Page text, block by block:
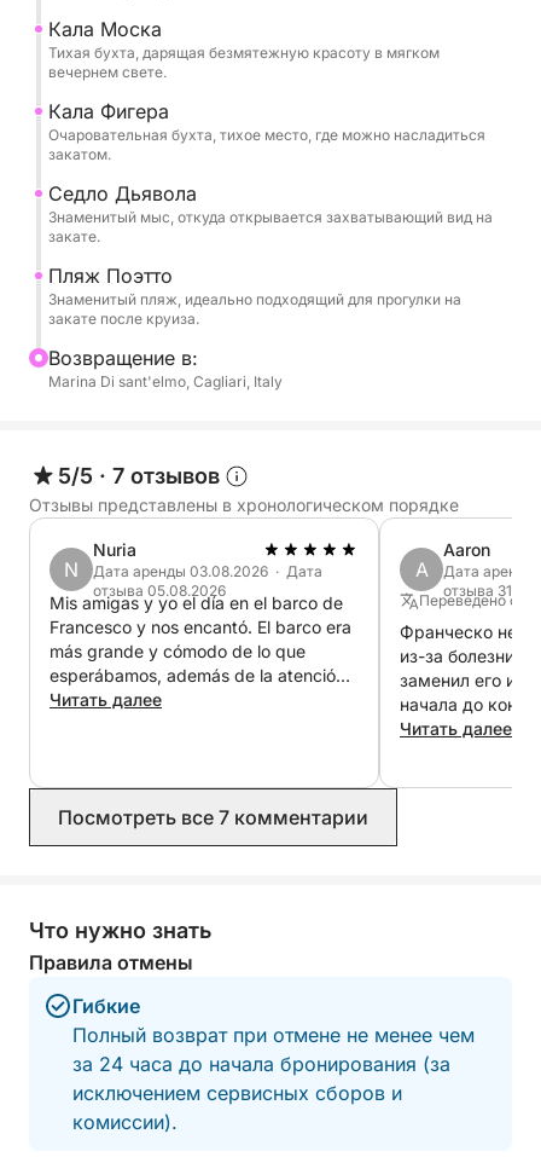
аперитивом» с богатым предложением местных
деликатесов в сопровождении охлажденного
пива. Во время экскурсии вы сможете
насладиться бортовой стереосистемой, а также
воспользоваться доской для серфинга с веслом и
снаряжением для сноркелинга, чтобы в
последний раз окунуться в кристально чистые
воды, наблюдая за закатом солнца.
Кала Моска
Тихая бухта, дарящая безмятежную красоту в мягком
вечернем свете.
Кала Фигера
Очаровательная бухта, тихое место, где можно насладиться
закатом.
Седло Дьявола
Знаменитый мыс, откуда открывается захватывающий вид на
закате.
Пляж Поэтто
Знаменитый пляж, идеально подходящий для прогулки на
закате после круиза.
Bозвращение в:
Marina Di sant'elmo, Cagliari, Italy
5/5 · 7 отзывов
Отзывы представлены в хронологическом порядке
N
Nuria
Дата аренды 03.08.2026 · Дата
отзыва 05.08.2026
Mis amigas y yo el día en el barco de
Francesco y nos encantó. El barco era
más grande y cómodo de lo que
esperábamos, además de la atención
tan buena por parte de Francesco y su
Читать далее
A
Aaron
Дата аренды
отзыва
Переведено с
Франческо не
из-за болезни.
заменил его и
начала до
Алессандро,
Читать далее
Посмотреть все 7 комментарии
Что нужно знать
Правила отмены
Гибкие
Полный возврат при отмене не менее чем
за 24 часа до начала бронирования (за
исключением сервисных сборов и
комиссии).